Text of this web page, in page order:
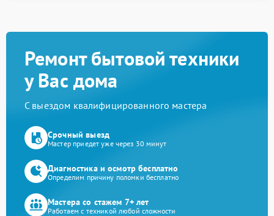
Ремонт бытовой техники
у Вас дома
С выездом квалифицированного мастера
Срочный выезд
Мастер приедет уже через 30 минут
Диагностика и осмотр бесплатно
Определим причину поломки бесплатно
Мастера со стажем 7+ лет
Работаем с техникой любой сложности